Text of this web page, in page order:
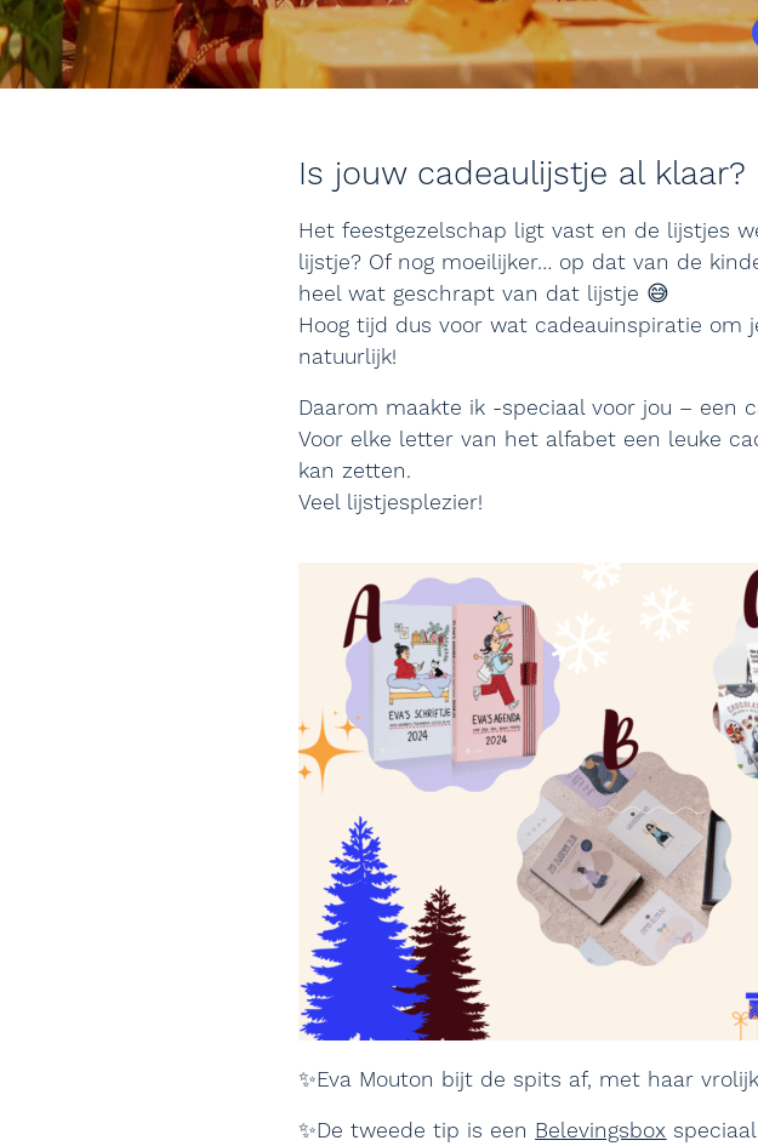
Is jouw cadeaulijstje al klaar?
Het feestgezelschap ligt vast en de lijstjes
lijstje? Of nog moeilijker… op dat van de
heel wat geschrapt van dat lijstje 😅
Hoog tijd dus voor wat cadeauinspiratie om
natuurlijk!
Daarom maakte ik -speciaal voor jou – een
Voor elke letter van het alfabet een leuke
kan zetten.
Veel lijstjesplezier!
✨Eva Mouton bijt de spits af, met haar
✨De tweede tip is een Belevingsbox